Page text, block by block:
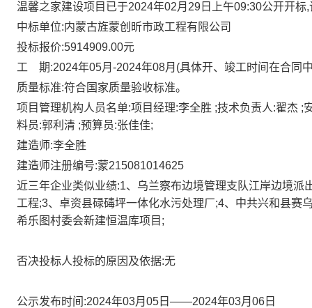
温馨之家建设项目 已于2024年02月29日上午09:30公开开标,
中标单位:内蒙古旌蒙创昕市政工程有限公司
投标报价:5914909.00元
工
期:2024年05月-2024年08月(具体开、竣工时间在合同
质量标准:符合国家质量验收标准。
项目管理机构人员名单:项目经理:李全胜 ;技术负责人:翟杰 ;
料员:郭利清 ;预算员:张佳佳;
建造师:李全胜
建造师注册编号:蒙215081014625
近三年企业类似业绩:1、乌兰察布边境管理支队江岸边境派
工程;3、卓资县碌碡坪一体化水污处理厂;4、中共兴和县赛
希乐图村委会新建恒温库项目;
否决投标人投标的原因及依据:无
公示发布时间:2024年03月 05 日 ——2024年03月 06 日